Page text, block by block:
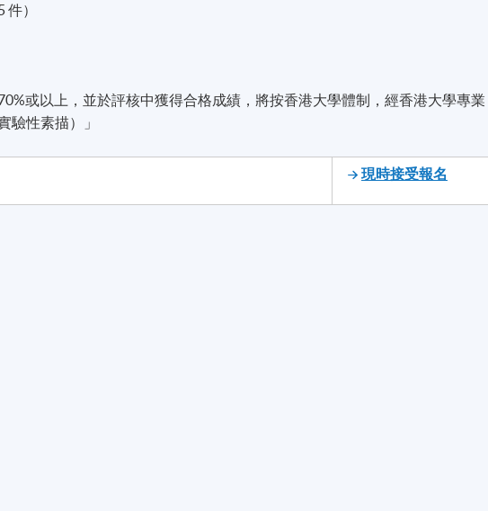
）
或以上，並於評核中獲得合格成績，將按香港大學體制，經香港大學專業
驗性素描）」
現時接受報名